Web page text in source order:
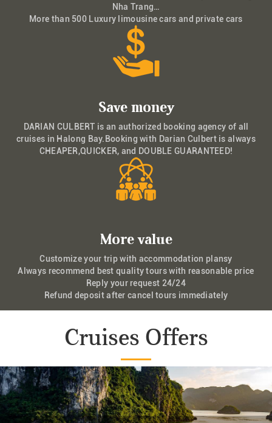
Nha Trang…
More than 500 Luxury limousine cars and private cars
Save money
DARIAN CULBERT is an authorized booking agency of all
cruises in Halong Bay.Booking with Darian Culbert is always
CHEAPER,QUICKER, and DOUBLE GUARANTEED!
More value
Customize your trip with accommodation plansy
Always recommend best quality tours with reasonable price
Reply your request 24/24
Refund deposit after cancel tours immediately
Cruises Offers